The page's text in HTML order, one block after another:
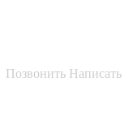
Позвонить Написать